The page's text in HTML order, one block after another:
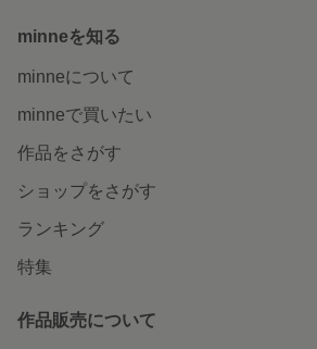
minneを知る
minneについて
minneで買いたい
作品をさがす
ショップをさがす
ランキング
特集
作品販売について